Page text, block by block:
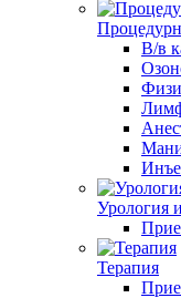
В/в
Урология
Терапия